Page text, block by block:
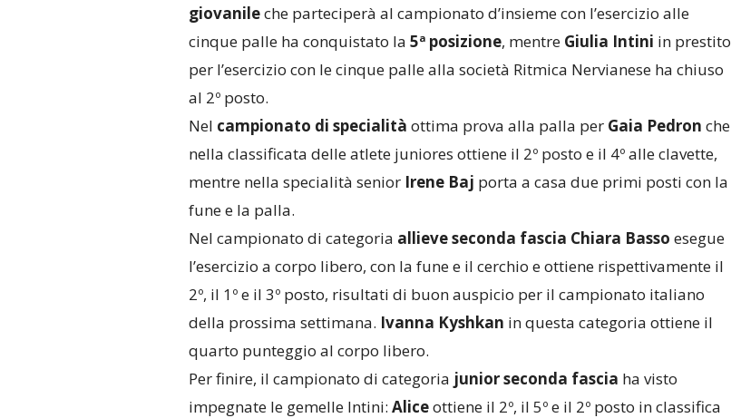
giovanileche parteciperà al campionato d’insieme con l’esercizio alle
cinque palle ha conquistato la 5ª posizione, mentre Giulia Intini in prestito
per l’esercizio con le cinque palle alla società Ritmica Nervianese ha chiuso
al 2º posto.
Nel campionato di specialità ottima prova alla palla per Gaia Pedron che
nella classificata delle atlete juniores ottiene il 2º posto e il 4º alle clavette,
mentre nella specialità senior Irene Baj porta a casa due primi posti con la
fune e la palla.
Nel campionato di categoria allieve seconda fascia Chiara Basso esegue
l’esercizio a corpo libero, con la fune e il cerchio e ottiene rispettivamente il
2º, il 1º e il 3º posto, risultati di buon auspicio per il campionato italiano
della prossima settimana. Ivanna Kyshkan in questa categoria ottiene il
quarto punteggio al corpo libero.
Per finire, il campionato di categoria junior seconda fascia ha visto
impegnate le gemelle Intini: Aliceottiene il 2º, il 5º e il 2º posto in classifica